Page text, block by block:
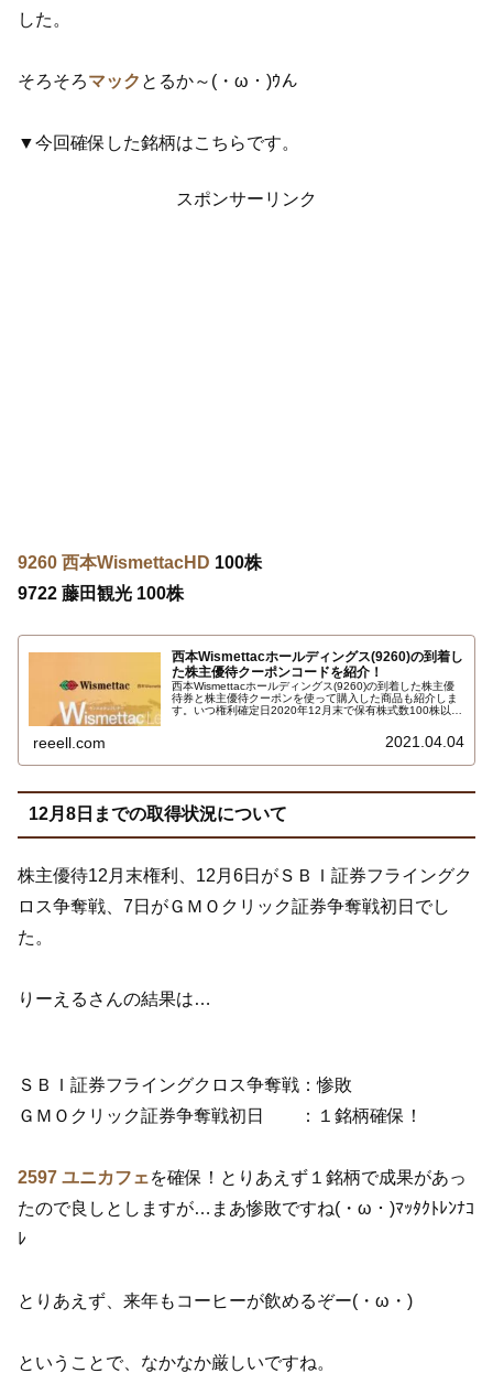
した。
そろそろマック とるか～(・ω・)ｳん
▼今回確保した銘柄はこちらです。
スポンサーリンク
9260 西本WismettacHD 100株
9722 藤田観光 100株
西本Wismettacホールディングス(9260)の到着し
た株主優待クーポンコードを紹介！
西本Wismettacホールディングス(9260)の到着した株主優
待券と株主優待クーポンを使って購入した商品も紹介しま
す。いつ権利確定日2020年12月末で保有株式数100株以上
ルドギフトで使えるクーポンコード3000円です…
reeell.com 2021.04.04
12月8日までの取得状況について
株主優待12月末権利、12月6日がＳＢＩ証券フライングク
ロス争奪戦、7日がＧＭＯクリック証券争奪戦初日でし
た。
りーえるさんの結果は…
ＳＢＩ証券フライングクロス争奪戦：惨敗
ＧＭＯクリック証券争奪戦初日 ：１銘柄確保！
2597 ユニカフェを確保！とりあえず１銘柄で成果があっ
たので良しとしますが…まあ惨敗ですね(・ω・)ﾏｯﾀｸﾄﾚﾝﾅｺ
ﾚ
とりあえず、来年もコーヒーが飲めるぞー(・ω・)
ということで、なかなか厳しいですね。